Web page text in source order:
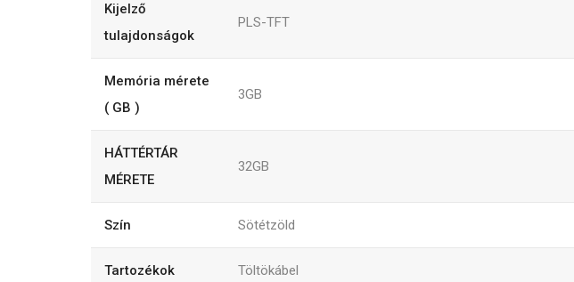
Kijelző
tulajdonságok
PLS-TFT
Memória mérete
( GB )
3GB
HÁTTÉRTÁR
MÉRETE
32GB
Szín Sötétzöld
Tartozékok Töltökábel